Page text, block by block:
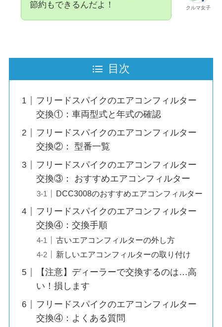
クルマ女子
節約もできるんだよ！
目次
フリードスパイクのエアコンフィルター
交換①：車両型式と年式の確認
フリードスパイクのエアコンフィルター
交換②： 型番一覧
フリードスパイクのエアコンフィルター
交換③： おすすめエアコンフィルター
DCC3008のおすすめエアコンフィルター
フリードスパイクのエアコンフィルター
交換④：交換手順
古いエアコンフィルターの外し方
新しいエアコンフィルターの取り付け
【注意】ディーラーで交換するのは…高
い！損します
フリードスパイクのエアコンフィルター
交換④：よくある質問